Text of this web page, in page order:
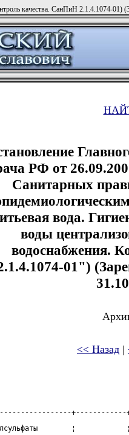
качества. СанПиН 2.1.4.1074-
РФ от
Санитарных
вода.
воды
водоснабжения.
01")
<< Назад |
+------------
¦